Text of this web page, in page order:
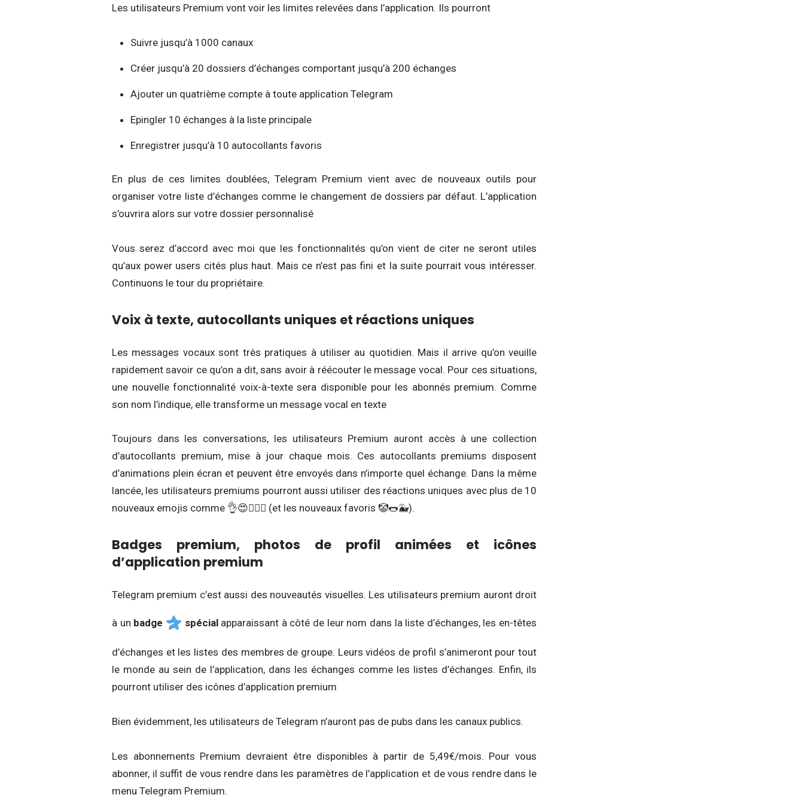
Les utilisateurs Premium vont voir les limites relevées dans l’application. Ils pourront
Suivre jusqu’à 1000 canaux
Créer jusqu’à 20 dossiers d’échanges comportant jusqu’à 200 échanges
Ajouter un quatrième compte à toute application Telegram
Epingler 10 échanges à la liste principale
Enregistrer jusqu’à 10 autocollants favoris
En plus de ces limites doublées, Telegram Premium vient avec de nouveaux outils pour
organiser votre liste d’échanges comme le changement de dossiers par défaut. L’application
s’ouvrira alors sur votre dossier personnalisé
Vous serez d’accord avec moi que les fonctionnalités qu’on vient de citer ne seront utiles
qu’aux power users cités plus haut. Mais ce n’est pas fini et la suite pourrait vous intéresser.
Continuons le tour du propriétaire.
Voix à texte, autocollants uniques et réactions uniques
Les messages vocaux sont très pratiques à utiliser au quotidien. Mais il arrive qu’on veuille
rapidement savoir ce qu’on a dit, sans avoir à réécouter le message vocal. Pour ces situations,
une nouvelle fonctionnalité voix-à-texte sera disponible pour les abonnés premium. Comme
son nom l’indique, elle transforme un message vocal en texte
Toujours dans les conversations, les utilisateurs Premium auront accès à une collection
d’autocollants premium, mise à jour chaque mois. Ces autocollants premiums disposent
d’animations plein écran et peuvent être envoyés dans n’importe quel échange. Dans la même
lancée, les utilisateurs premiums pourront aussi utiliser des réactions uniques avec plus de 10
nouveaux emojis comme 👌😍❤️‍🔥💯 (et les nouveaux favoris 🤡🌭🐳).
Badges premium, photos de profil animées et icônes
d’application premium
Telegram premium c’est aussi des nouveautés visuelles. Les utilisateurs premium auront droit
à un badge spécialapparaissant à côté de leur nom dans la liste d’échanges, les en-têtes
d’échanges et les listes des membres de groupe. Leurs vidéos de profil s’animeront pour tout
le monde au sein de l’application, dans les échanges comme les listes d’échanges. Enfin, ils
pourront utiliser des icônes d’application premium
Bien évidemment, les utilisateurs de Telegram n’auront pas de pubs dans les canaux publics.
Les abonnements Premium devraient être disponibles à partir de 5,49€/mois. Pour vous
abonner, il suffit de vous rendre dans les paramètres de l’application et de vous rendre dans le
menu Telegram Premium.